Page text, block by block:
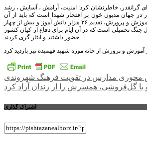
گرانقدر، خاطرنشان کرد: امنیت، آرامش ، آسایش ، رشد
در جهان مدیون خون پر افتخار شهدا است که باید از آن
پاسداری کنیم و از افتخارات آموزش و پرورش، تقدیم ۳۶ هزار دانش آموز و بیش از چهار
تحمیلی است که در آن ایام برای دفاع از کیان کشور
حضور داشتند و ایثار گری کردند.
راهبری
نوشته
محوری مدارس در تقویت فرهنگ شهروندی
با گل‌فروشی، همسرش را از زندان آزاد کرد
اشتراک گذاری